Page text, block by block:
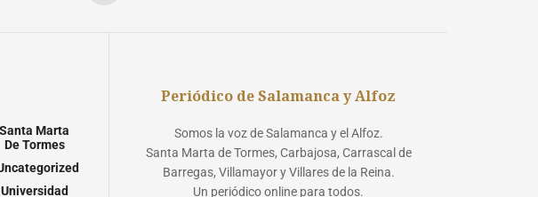
Santa Marta
De Tormes
Universidad
Periódico de Salamanca y Alfoz
Somos la voz de Salamanca y el Alfoz.
Santa Marta de Tormes, Carbajosa, Carrascal de
Barregas, Villamayor y Villares de la Reina.
Un periódico online para todos.